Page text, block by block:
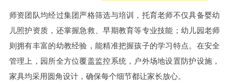
师资团队均经过集团严格筛选与培训，托育老师不仅具备婴幼
儿照护资质，还掌握急救、早期教育等专业技能；幼儿园老师
则拥有丰富的幼教经验，能精准把握孩子的学习特点。在安全
管理上，园所全方位覆盖监控系统，户外场地设置防护设施，
家具均采用圆角设计，确保每个细节都让家长放心。